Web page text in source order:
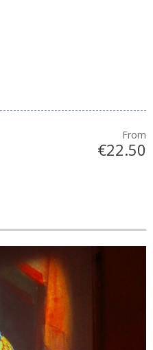
From
€22.50